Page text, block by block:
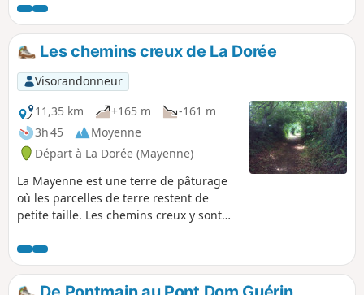
terres et l'exploitation agricole d'aujourd'hui. Des panneaux
d'interprétations jalonnent ce circuit.
Les chemins creux de La Dorée
Visorandonneur
11,35 km
+165 m
-161 m
3h 45
Moyenne
Départ à La Dorée (Mayenne)
La Mayenne est une terre de pâturage
où les parcelles de terre restent de
petite taille. Les chemins creux y sont
découvrir plusieurs. Petit inconvénient :
de par leur typologie, il n'y a pas de
continuité. Le promeneur devra donc